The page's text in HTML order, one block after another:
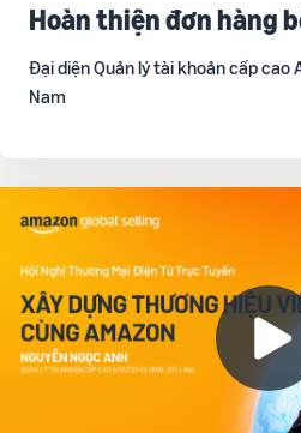
Hoàn thiện đơn hàng
Đại diện Quản lý tài khoản cấp cao
Nam